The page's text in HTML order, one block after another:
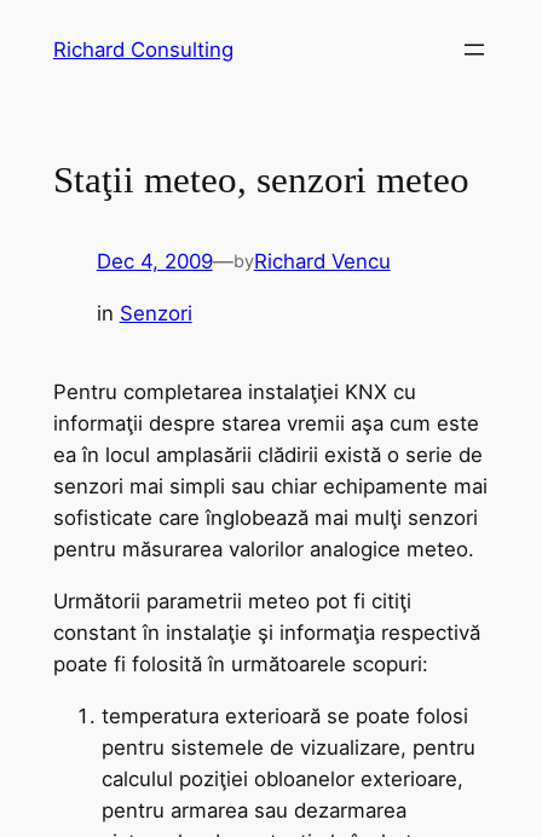
Richard Consulting
Staţii meteo, senzori meteo
Dec 4, 2009—byRichard Vencu
in Senzori
Pentru completarea instalaţiei KNX cu
informaţii despre starea vremii aşa cum este
ea în locul amplasării clădirii există o serie de
senzori mai simpli sau chiar echipamente mai
sofisticate care înglobează mai mulţi senzori
pentru măsurarea valorilor analogice meteo.
Următorii parametrii meteo pot fi citiţi
constant în instalaţie şi informaţia respectivă
poate fi folosită în următoarele scopuri:
temperatura exterioară se poate folosi
pentru sistemele de vizualizare, pentru
calculul poziţiei obloanelor exterioare,
pentru armarea sau dezarmarea